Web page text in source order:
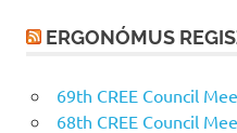
ERGONÓMUS
69th CREE Council
68th CREE Council